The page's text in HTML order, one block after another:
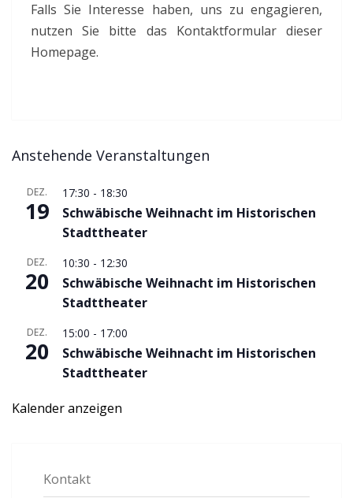
Falls Sie Interesse haben, uns zu engagieren,
nutzen Sie bitte das Kontaktformular dieser
Homepage.
Anstehende Veranstaltungen
DEZ.
19
17:30 - 18:30
Schwäbische Weihnacht im Historischen
Stadttheater
DEZ.
20
10:30 - 12:30
Schwäbische Weihnacht im Historischen
Stadttheater
DEZ.
20
15:00 - 17:00
Schwäbische Weihnacht im Historischen
Stadttheater
Kalender anzeigen
Kontakt